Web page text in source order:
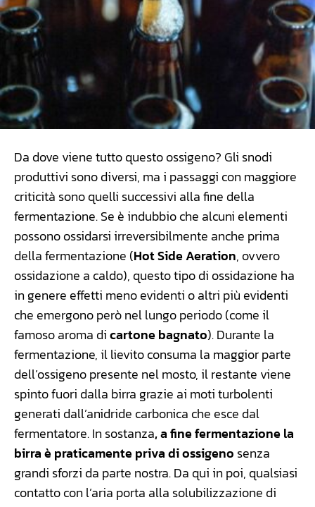
Da dove viene tutto questo ossigeno? Gli snodi
produttivi sono diversi, ma i passaggi con maggiore
criticità sono quelli successivi alla fine della
fermentazione. Se è indubbio che alcuni elementi
possono ossidarsi irreversibilmente anche prima
della fermentazione (Hot Side Aeration, ovvero
ossidazione a caldo), questo tipo di ossidazione ha
in genere effetti meno evidenti o altri più evidenti
che emergono però nel lungo periodo (come il
famoso aroma dicartone bagnato). Durante la
fermentazione, il lievito consuma la maggior parte
dell’ossigeno presente nel mosto, il restante viene
spinto fuori dalla birra grazie ai moti turbolenti
generati dall’anidride carbonica che esce dal
fermentatore. In sostanza, a fine fermentazione la
birra è praticamente priva di ossigeno senza
grandi sforzi da parte nostra. Da qui in poi, qualsiasi
contatto con l’aria porta alla solubilizzazione di